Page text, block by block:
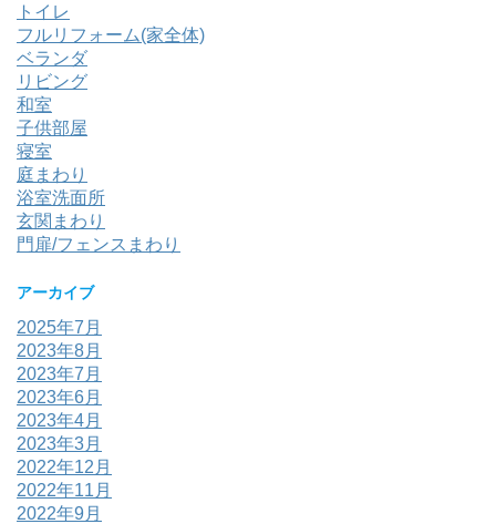
トイレ
フルリフォーム(家全体)
ベランダ
リビング
和室
子供部屋
寝室
庭まわり
浴室洗面所
玄関まわり
門扉/フェンスまわり
アーカイブ
2025年7月
2023年8月
2023年7月
2023年6月
2023年4月
2023年3月
2022年12月
2022年11月
2022年9月